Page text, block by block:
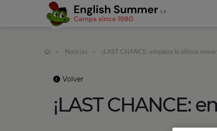
> Noticias > ¡LAST CHANCE: empieza la última
Volver
¡LAST CHANCE: